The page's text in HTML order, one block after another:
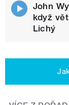
John
když
Lichý